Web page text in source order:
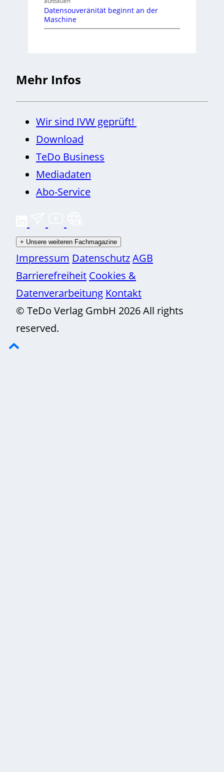
Datensouveränität beginnt an der
Maschine
Mehr Infos
Wir sind IVW geprüft!
Download
TeDo Business
Mediadaten
Abo-Service
+ Unsere weiteren Fachmagazine
Impressum DatenschutzAGB
Barrierefreiheit Cookies &
Datenverarbeitung Kontakt
© TeDo Verlag GmbH 2026 All rights
reserved.